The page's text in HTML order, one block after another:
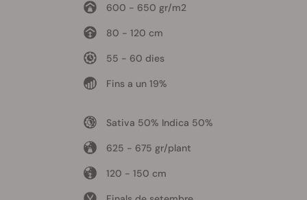
600 - 650 gr/m2
80 - 120 cm
55 - 60 dies
Fins a un 19%
Sativa 50% Indica 50%
625 - 675 gr/plant
120 - 150 cm